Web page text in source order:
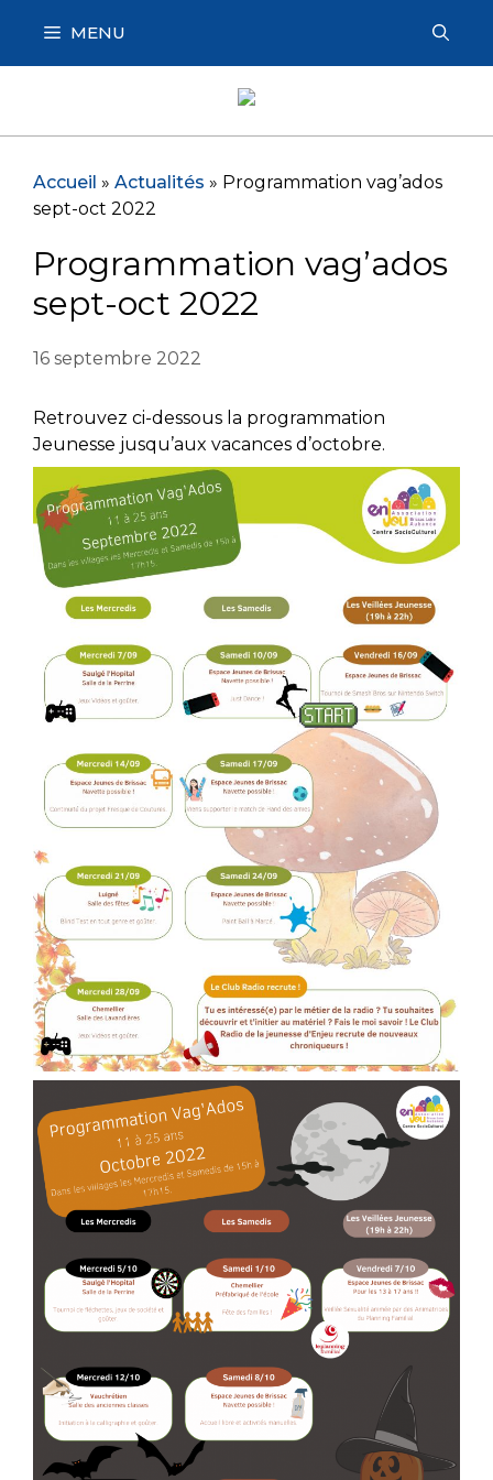
contenu
MENU
Accueil » Actualités » Programmation vag’ados
sept-oct 2022
Programmation vag’ados
sept-oct 2022
16 septembre 2022
Retrouvez ci-dessous la programmation
Jeunesse jusqu’aux vacances d’octobre.